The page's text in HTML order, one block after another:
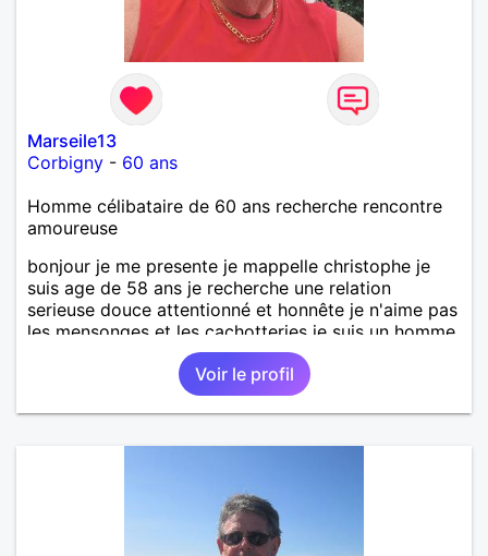
Marseile13
Corbigny - 60 ans
Homme célibataire de 60 ans recherche rencontre
amoureuse
bonjour je me presente je mappelle christophe je
suis age de 58 ans je recherche une relation
serieuse douce attentionné et honnête je n'aime pas
les mensonges et les cachotteries je suis un homme
sensible doux câlin et franc. PS je n'habite pas à
Marseille mes fans de l'équipe de l'OM je suis du
département de la Nièvre 58
Voir le profil